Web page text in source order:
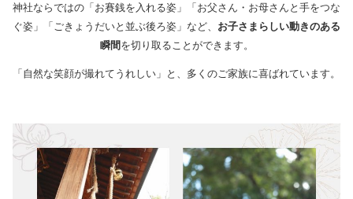
神社ならではの「お賽銭を入れる姿」「お父さん・お母さんと手をつな
ぐ姿」「ごきょうだいと並ぶ後ろ姿」など、 お子さまらしい動きのある
瞬間を切り取ることができます。
「自然な笑顔が撮れてうれしい」と、多くのご家族に喜ばれています。